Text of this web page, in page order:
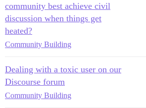
community best achieve civil
discussion when things get
heated?
Community Building
Dealing with a toxic user on our
Discourse forum
Community Building